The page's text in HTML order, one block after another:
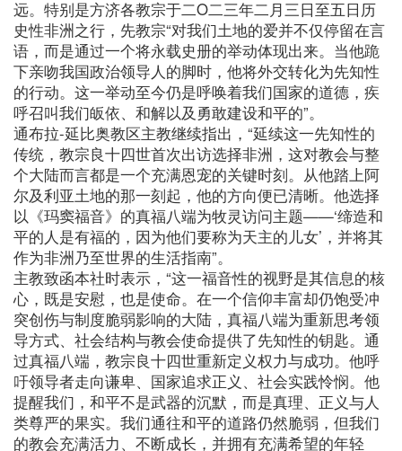
远。特别是方济各教宗于二O二三年二月三日至五日历
史性非洲之行，先教宗“对我们土地的爱并不仅停留在言
语，而是通过一个将永载史册的举动体现出来。当他跪
下亲吻我国政治领导人的脚时，他将外交转化为先知性
的行动。这一举动至今仍是呼唤着我们国家的道德，疾
呼召叫我们皈依、和解以及勇敢建设和平的”。
通布拉-延比奥教区主教继续指出，“延续这一先知性的
传统，教宗良十四世首次出访选择非洲，这对教会与整
个大陆而言都是一个充满恩宠的关键时刻。从他踏上阿
尔及利亚土地的那一刻起，他的方向便已清晰。他选择
以《玛窦福音》的真福八端为牧灵访问主题——‘缔造和
平的人是有福的，因为他们要称为天主的儿女’，并将其
作为非洲乃至世界的生活指南”。
主教致函本社时表示，“这一福音性的视野是其信息的核
心，既是安慰，也是使命。在一个信仰丰富却仍饱受冲
突创伤与制度脆弱影响的大陆，真福八端为重新思考领
导方式、社会结构与教会使命提供了先知性的钥匙。通
过真福八端，教宗良十四世重新定义权力与成功。他呼
吁领导者走向谦卑、国家追求正义、社会实践怜悯。他
提醒我们，和平不是武器的沉默，而是真理、正义与人
类尊严的果实。我们通往和平的道路仍然脆弱，但我们
的教会充满活力、不断成长，并拥有充满希望的年轻